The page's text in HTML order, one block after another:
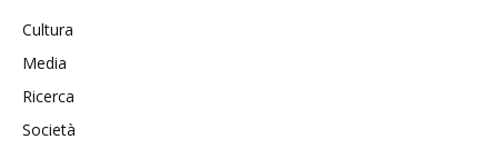
Cultura
Media
Ricerca
Società